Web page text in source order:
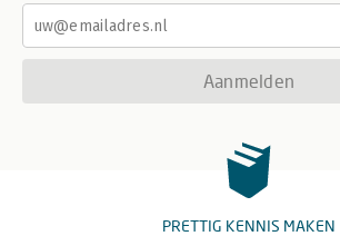
Aanmelden
PRETTIG KENNIS MAKEN